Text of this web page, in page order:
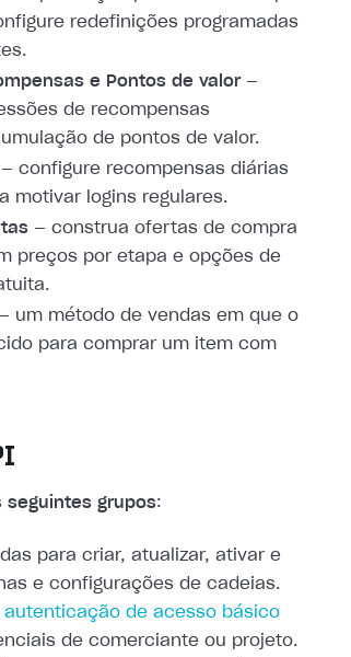
redefinições programadas
e Pontos de valor—
de recompensas
de pontos de valor.
— configure recompensas diárias
motivar logins regulares.
— construa ofertas de compra
preços por etapa e opções de
— um método de vendas em que o
para comprar um item com
seguintes grupos:
para criar, atualizar, ativar e
e configurações de cadeias.
autenticação de acesso básico
de comerciante ou projeto.